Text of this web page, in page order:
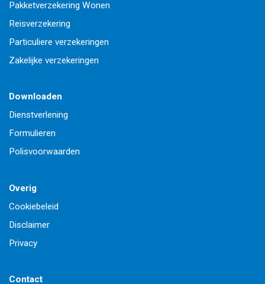
Pakketverzekering Wonen
Reisverzekering
Particuliere verzekeringen
Zakelijke verzekeringen
Downloaden
Dienstverlening
Formulieren
Polisvoorwaarden
Overig
Cookiebeleid
Disclaimer
Privacy
Contact